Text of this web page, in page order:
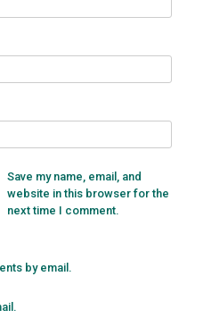
Save my name, email, and
website in this browser for the
next time I comment.
by email.